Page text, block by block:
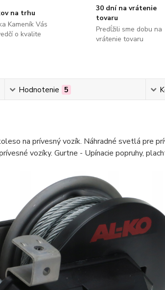
na trhu
Kameník Vás
o kvalite
30 dní na vrátenie
tovaru
Predĺžili sme dobu na
vrátenie tovaru
Hodnotenie 5
na prívesný vozík. Náhradné svetlá pre
vozíky. Gurtne - Upínacie popruhy,